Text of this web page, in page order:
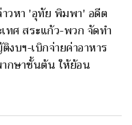
วหา 'อุทัย พิมพา' อดีต
ทศ สระแก้ว-พวก จัดทำ
บฯ-เบิกจ่ายค่าอาหาร
กษาชั้นต้น ให้ย้อน